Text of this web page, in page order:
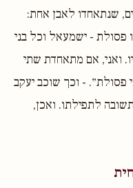
שנתאחדו לאבן אחת:
פסולת - ישמעאל וכל בני
ואני, אם מתאחדת שתי
פסולת״. - וכך שוכב יעקב
לתפילתו. ואכן,